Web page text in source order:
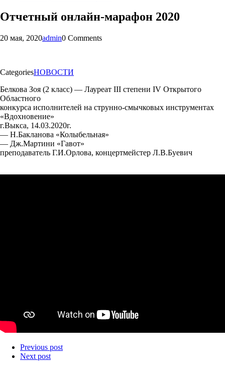
Отчетный онлайн-марафон 2020
20 мая, 2020admin0 Comments
CategoriesНОВОСТИ
Белкова Зоя (2 класс) — Лауреат III степени IV Открытого
Областного
конкурса исполнителей на струнно-смычковых инструментах
«Вдохновение»
г.Выкса, 14.03.2020г.
— Н.Бакланова «Колыбельная»
— Дж.Мартини «Гавот»
преподаватель Г.И.Орлова, концертмейстер Л.В.Буевич
Previous post
Next post